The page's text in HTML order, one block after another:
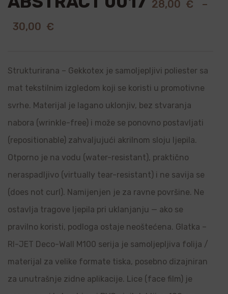
28,00 €
–
30,00 €
Strukturirana – Gekkotex je samoljepljivi poliester sa
mat tekstilnim izgledom koji se koristi u promotivne
svrhe. Materijal je lagano uklonjiv, bez stvaranja
nabora (wrinkle-free) i može se ponovno postavljati
(repositionable) zahvaljujući akrilnom sloju ljepila.
Otporno je na vodu (water-resistant), praktično
neraspadljivo (virtually tear-resistant) i ne savija se
(does not curl). Namijenjen je za ravne površine. Ne
ostavlja tragove ljepila pri uklanjanju — ako se
pravilno koristi, podloga ostaje neoštećena. Glatka –
RI-JET Deco-Wall M100 serija je samoljepljiva folija /
materijal za velike formate tiska, posebno dizajniran
za unutrašnje zidne aplikacije. Lice (face film) je